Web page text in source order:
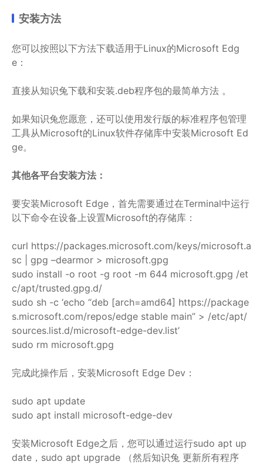
安装方法
您可以按照以下方法下载适用于Linux的Microsoft Edg
e：
直接从知识兔下载和安装.deb程序包的最简单方法 。
如果知识兔您愿意，还可以使用发行版的标准程序包管理
工具从Microsoft的Linux软件存储库中安装Microsoft Ed
ge。
其他各平台安装方法：
要安装Microsoft Edge，首先需要通过在Terminal中运行
以下命令在设备上设置Microsoft的存储库：
curl https://packages.microsoft.com/keys/microsoft.a
sc | gpg –dearmor > microsoft.gpg
sudo install -o root -g root -m 644 microsoft.gpg /et
c/apt/trusted.gpg.d/
sudo sh -c ‘echo “deb [arch=amd64] https://package
s.microsoft.com/repos/edge stable main” > /etc/apt/
sources.list.d/microsoft-edge-dev.list’
sudo rm microsoft.gpg
完成此操作后，安装Microsoft Edge Dev：
sudo apt update
sudo apt install microsoft-edge-dev
安装Microsoft Edge之后，您可以通过运行sudo apt up
date，sudo apt upgrade （然后知识兔 更新所有程序